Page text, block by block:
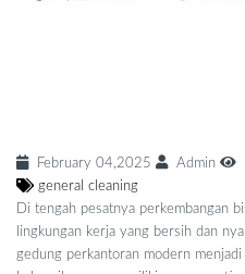
February 04,2025 Admin
general cleaning
Di tengah pesatnya perkembangan
lingkungan kerja yang bersih dan
gedung perkantoran modern